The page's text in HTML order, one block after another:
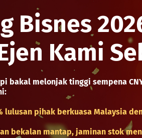
Bisnes
Kami
bakal melonjak tinggi sempena
lulusan pihak berkuasa Malaysia
bekalan mantap, jaminan stok